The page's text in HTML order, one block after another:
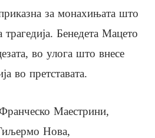
за монахињата што
Бенедета Мацето
во улога што внесе
во претставата.
Маестрини,
Нова,